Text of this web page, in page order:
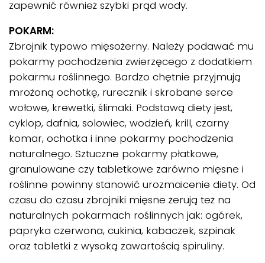
zapewnić również szybki prąd wody.
POKARM:
Zbrojnik typowo mięsożerny. Należy podawać mu
pokarmy pochodzenia zwierzęcego z dodatkiem
pokarmu roślinnego. Bardzo chętnie przyjmują
mrożoną ochotkę, rurecznik i skrobane serce
wołowe, krewetki, ślimaki. Podstawą diety jest,
cyklop, dafnia, solowiec, wodzień, krill, czarny
komar, ochotka i inne pokarmy pochodzenia
naturalnego. Sztuczne pokarmy płatkowe,
granulowane czy tabletkowe zarówno mięsne i
roślinne powinny stanowić urozmaicenie diety. Od
czasu do czasu zbrojniki mięsne żerują też na
naturalnych pokarmach roślinnych jak: ogórek,
papryka czerwona, cukinia, kabaczek, szpinak
oraz tabletki z wysoką zawartością spiruliny.